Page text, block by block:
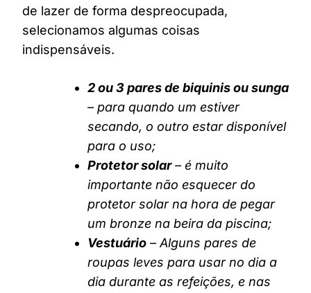
de lazer de forma despreocupada,
selecionamos algumas coisas
indispensáveis.
2 ou 3 pares de biquinis ou sunga
– para quando um estiver
secando, o outro estar disponível
para o uso;
Protetor solar– é muito
importante não esquecer do
protetor solar na hora de pegar
um bronze na beira da piscina;
Vestuário – Alguns pares de
roupas leves para usar no dia a
dia durante as refeições, e nas